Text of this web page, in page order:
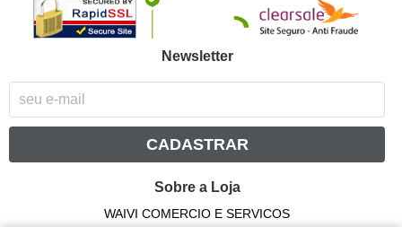
Newsletter
CADASTRAR
Sobre a Loja
WAIVI COMERCIO E SERVICOS